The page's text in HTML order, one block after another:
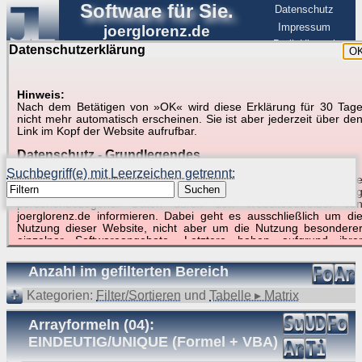
Datenschutzerklärung
Hinweis:
Nach dem Betätigen von »OK« wird diese Erklärung für 30 Tage
nicht mehr automatisch erscheinen. Sie ist aber jederzeit über den
Link im Kopf der Website aufrufbar.
Datenschutz - Grundlegendes
Diese Datenschutzerklärung soll die Nutzer dieser Website über die
Art, den Umfang und den Zweck der Erhebung und Verwendung
personenbezogener Daten durch den Websitebetreiber von
joerglorenz.de informieren. Dabei geht es ausschließlich um die
Nutzung dieser Website, nicht aber um die Nutzung besonderer
einzelner Softwareangebote. Letztere haben aufgrund ihrer
gespeichert werden müssen, die für das Funktionieren erforderlich
sind. Hier ist es wichtig, dass Sie selbst zum Testen dieser
Funktionen möglichst erfundene Daten verwenden. Ansonsten wird
auf die spezifischen Besonderheiten beim jeweiligen Angebot
gesondert hingewiesen.
Generell gilt: Wenn Sie ein Angebot bei den Add-Ins nutzen, bei
dem Daten übertragen werden, werden diese Daten auf dem
Software für Sie.
joerglorenz.de
Datenschutz
Impressum
BerlinHimmel
Suche in Beispielen und Tipps zu Excel und
VBA
Suchbegriff(e) mit Leerzeichen getrennt:
Suchen
Suchergebnisse (7 Treffer, 1 Begriff)
Anzahl im gefilterten Bereich
Kategorien: Filter/Sortieren und Tabelle ▸ Matrix
Arrayformeln (04):
EINDEUTIG/UNIQUE (Formel + VBA)